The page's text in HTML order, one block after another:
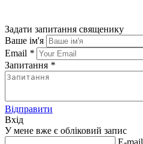
Задати запитання священику
Ваше ім'я
Email *
Запитання *
Відправити
Вхід
У мене вже є обліковий запис
E-mail